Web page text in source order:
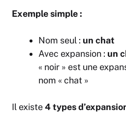
Exemple simple :
Nom seul : un chat
Avec expansion : un
« noir » est une
nom « chat »
Il existe4 types